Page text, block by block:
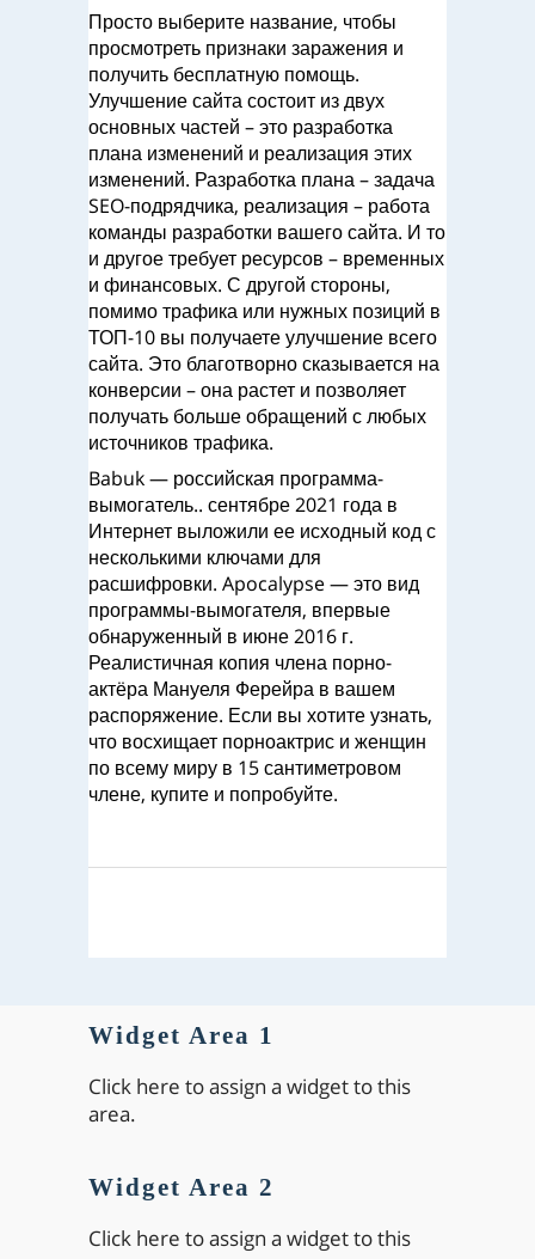
Просто выберите название, чтобы
просмотреть признаки заражения и
получить бесплатную помощь.
Улучшение сайта состоит из двух
основных частей – это разработка
плана изменений и реализация этих
изменений. Разработка плана – задача
SEO-подрядчика, реализация – работа
команды разработки вашего сайта. И то
и другое требует ресурсов – временных
и финансовых. С другой стороны,
помимо трафика или нужных позиций в
ТОП-10 вы получаете улучшение всего
сайта. Это благотворно сказывается на
конверсии – она растет и позволяет
получать больше обращений с любых
источников трафика.
Babuk — российская программа-
вымогатель.. сентябре 2021 года в
Интернет выложили ее исходный код с
несколькими ключами для
расшифровки. Apocalypse — это вид
программы-вымогателя, впервые
обнаруженный в июне 2016 г.
Реалистичная копия члена порно-
актёра Мануеля Ферейра в вашем
распоряжение. Если вы хотите узнать,
что восхищает порноактрис и женщин
по всему миру в 15 сантиметровом
члене, купите и попробуйте.
Widget Area 1
Click here to assign a widget to this
area.
Widget Area 2
Click here to assign a widget to this